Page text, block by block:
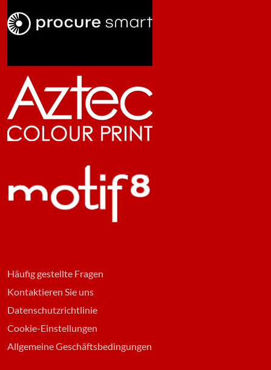
Häufig gestellte Fragen
Kontaktieren Sie uns
Datenschutzrichtlinie
Cookie-Einstellungen
Allgemeine Geschäftsbedingungen